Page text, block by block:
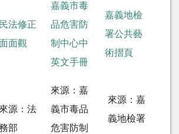
民法修正
面觀
嘉義市毒
品危害防
制中心中
英文手冊
嘉義地檢
署公共藝
術摺頁
來源：法
部
來源：嘉
義市毒品
危害防制
來源：嘉
義地檢署